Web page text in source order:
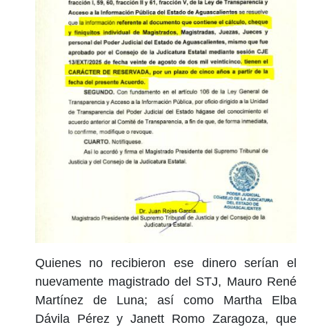
Quienes no recibieron ese dinero serían el
nuevamente magistrado del STJ, Mauro René
Martínez de Luna; así como Martha Elba
Dávila Pérez y Janett Romo Zaragoza, que